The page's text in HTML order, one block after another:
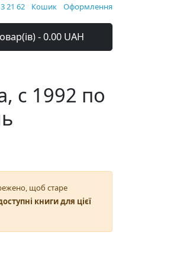
21 62 Кошик Оформлення
- 0.00 UAH
с 1992 по
щоб старе
книги для цієї